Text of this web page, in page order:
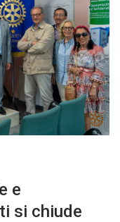
e
si chiude